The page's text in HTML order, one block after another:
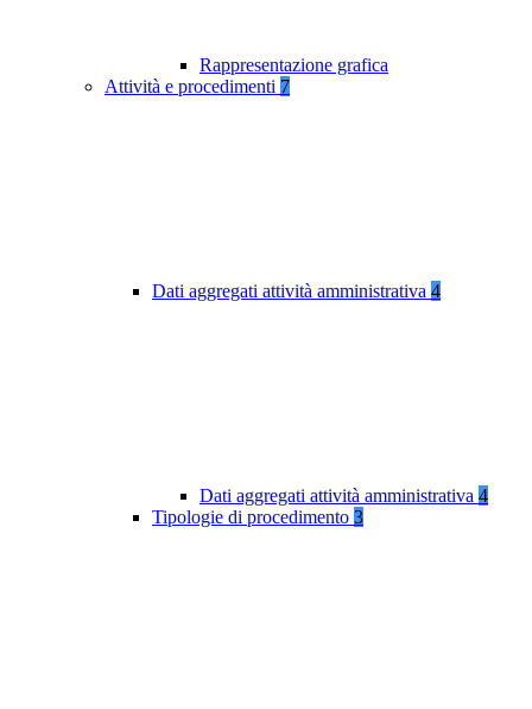
Rappresentazione grafica
Attività e procedimenti 7
Dati aggregati attività amministrativa 4
Dati aggregati attività amministrativa 4
Tipologie di procedimento 3